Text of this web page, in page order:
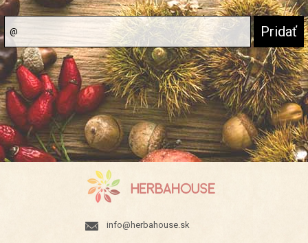
info@herbahouse.sk